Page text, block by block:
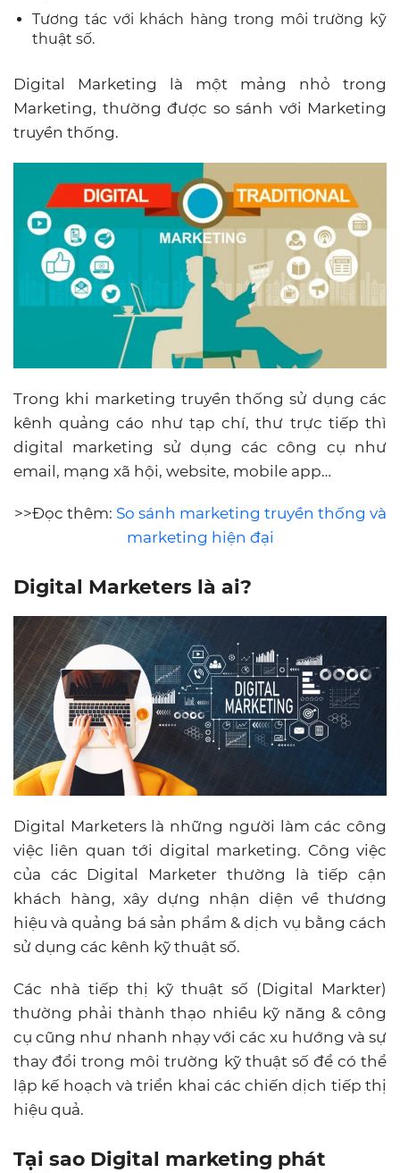
Tương tác với khách hàng trong môi trường kỹ
thuật số.
Digital Marketing là một mảng nhỏ trong
Marketing, thường được so sánh với Marketing
truyền thống.
Trong khi marketing truyền thống sử dụng các
kênh quảng cáo như tạp chí, thư trực tiếp thì
digital marketing sử dụng các công cụ như
email, mạng xã hội, website, mobile app…
>>Đọc thêm: So sánh marketing truyền thống và
marketing hiện đại
Digital Marketers là ai?
Digital Marketers là những người làm các công
việc liên quan tới digital marketing. Công việc
của các Digital Marketer thường là tiếp cận
khách hàng, xây dựng nhận diện về thương
hiệu và quảng bá sản phẩm & dịch vụ bằng cách
sử dụng các kênh kỹ thuật số.
Các nhà tiếp thị kỹ thuật số (Digital Markter)
thường phải thành thạo nhiều kỹ năng & công
cụ cũng như nhanh nhạy với các xu hướng và sự
thay đổi trong môi trường kỹ thuật số để có thể
lập kế hoạch và triển khai các chiến dịch tiếp thị
hiệu quả.
Tại sao Digital marketing phát